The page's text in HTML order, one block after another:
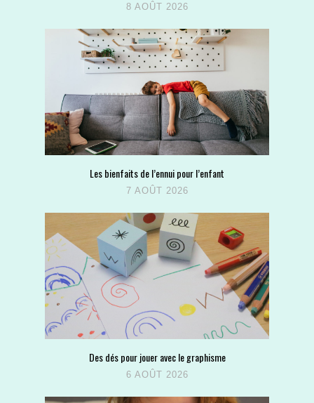
8 AOÛT 2026
Les bienfaits de l’ennui pour l’enfant
7 AOÛT 2026
Des dés pour jouer avec le graphisme
6 AOÛT 2026